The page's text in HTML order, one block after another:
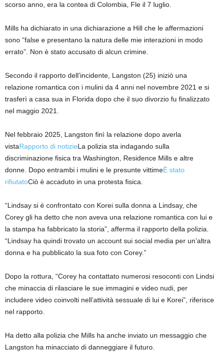
scorso anno, era la contea di Colombia, Fle il 7 luglio.
Mills ha dichiarato in una dichiarazione a Hill che le affermazioni
sono “false e presentano la natura delle mie interazioni in modo
errato”. Non è stato accusato di alcun crimine.
Secondo il rapporto dell’incidente, Langston (25) iniziò una
relazione romantica con i mulini da 4 anni nel novembre 2021 e si
trasferì a casa sua in Florida dopo che il suo divorzio fu finalizzato
nel maggio 2021.
Nel febbraio 2025, Langston finì la relazione dopo averla
vistaRapporto di notizieLa polizia sta indagando sulla
discriminazione fisica tra Washington, Residence Mills e altre
donne. Dopo entrambi i mulini e le presunte vittimeÈ stato
rifiutatoCiò è accaduto in una protesta fisica.
“Lindsay si è confrontato con Korei sulla donna a Lindsay, che
Corey gli ha detto che non aveva una relazione romantica con lui e
la stampa ha fabbricato la storia”, afferma il rapporto della polizia.
“Lindsay ha quindi trovato un account sui social media per un’altra
donna e ha pubblicato la sua foto con Corey.”
Dopo la rottura, “Corey ha contattato numerosi resoconti con Lindsi
che minaccia di rilasciare le sue immagini e video nudi, per
includere video coinvolti nell’attività sessuale di lui e Korei”, riferisce
nel rapporto.
Ha detto alla polizia che Mills ha anche inviato un messaggio che
Langston ha minacciato di danneggiare il futuro.